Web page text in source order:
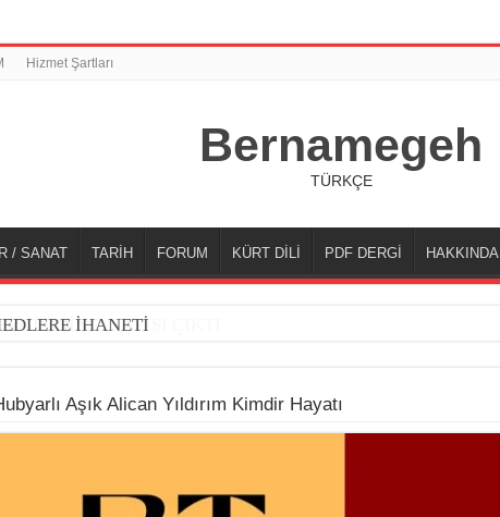
Hizmet Şartları
Bernamegeh
TÜRKÇE
/ SANAT TARİH FORUM KÜRT DİLİ PDF DERGİ HAKKINDA
İHANETİ
Aşık Alican Yıldırım Kimdir Hayatı